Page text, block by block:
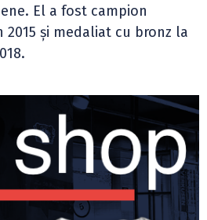
El a fost campion
și medaliat cu bronz la